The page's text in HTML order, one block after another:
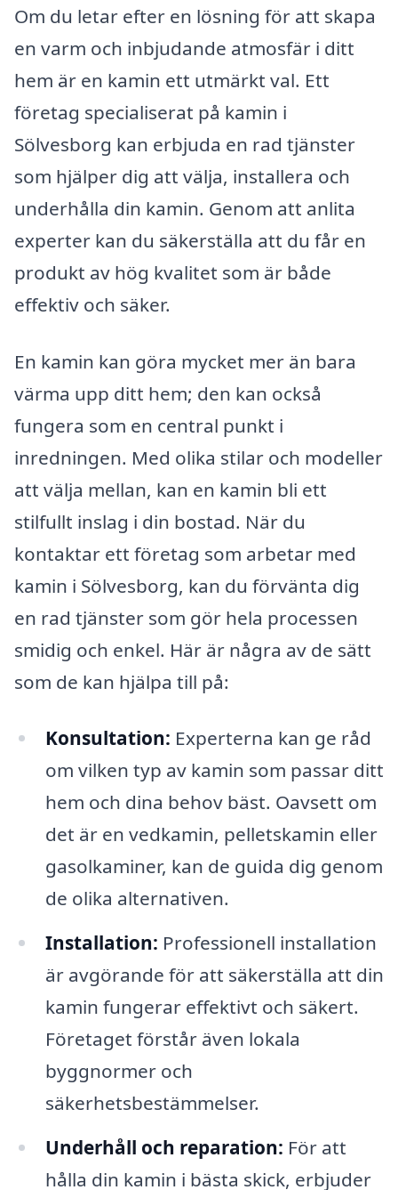
Om du letar efter en lösning för att skapa
en varm och inbjudande atmosfär i ditt
hem är en kamin ett utmärkt val. Ett
företag specialiserat på kamin i
Sölvesborg kan erbjuda en rad tjänster
som hjälper dig att välja, installera och
underhålla din kamin. Genom att anlita
experter kan du säkerställa att du får en
produkt av hög kvalitet som är både
effektiv och säker.
En kamin kan göra mycket mer än bara
värma upp ditt hem; den kan också
fungera som en central punkt i
inredningen. Med olika stilar och modeller
att välja mellan, kan en kamin bli ett
stilfullt inslag i din bostad. När du
kontaktar ett företag som arbetar med
kamin i Sölvesborg, kan du förvänta dig
en rad tjänster som gör hela processen
smidig och enkel. Här är några av de sätt
som de kan hjälpa till på:
Konsultation: Experterna kan ge råd
om vilken typ av kamin som passar ditt
hem och dina behov bäst. Oavsett om
det är en vedkamin, pelletskamin eller
gasolkaminer, kan de guida dig genom
de olika alternativen.
Installation: Professionell installation
är avgörande för att säkerställa att din
kamin fungerar effektivt och säkert.
Företaget förstår även lokala
byggnormer och
säkerhetsbestämmelser.
Underhåll och reparation: För att
hålla din kamin i bästa skick, erbjuder